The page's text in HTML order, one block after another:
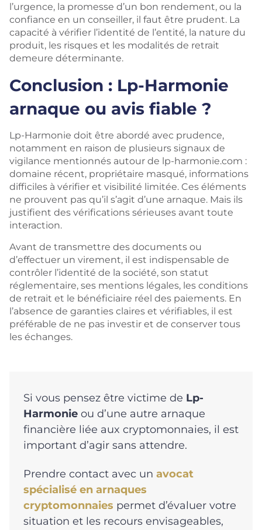
l’urgence, la promesse d’un bon rendement, ou la
confiance en un conseiller, il faut être prudent. La
capacité à vérifier l’identité de l’entité, la nature du
produit, les risques et les modalités de retrait
demeure déterminante.
Conclusion : Lp-Harmonie
arnaque ou avis fiable ?
Lp-Harmonie doit être abordé avec prudence,
notamment en raison de plusieurs signaux de
vigilance mentionnés autour de lp-harmonie.com :
domaine récent, propriétaire masqué, informations
difficiles à vérifier et visibilité limitée. Ces éléments
ne prouvent pas qu’il s’agit d’une arnaque. Mais ils
justifient des vérifications sérieuses avant toute
interaction.
Avant de transmettre des documents ou
d’effectuer un virement, il est indispensable de
contrôler l’identité de la société, son statut
réglementaire, ses mentions légales, les conditions
de retrait et le bénéficiaire réel des paiements. En
l’absence de garanties claires et vérifiables, il est
préférable de ne pas investir et de conserver tous
les échanges.
Si vous pensez être victime de Lp-
Harmonie ou d’une autre arnaque
financière liée aux cryptomonnaies, il est
important d’agir sans attendre.
Prendre contact avec un avocat
spécialisé en arnaques
cryptomonnaies permet d’évaluer votre
situation et les recours envisageables,